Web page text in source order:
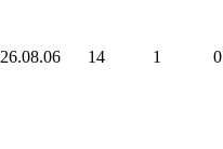
26.08.06 14 1 0